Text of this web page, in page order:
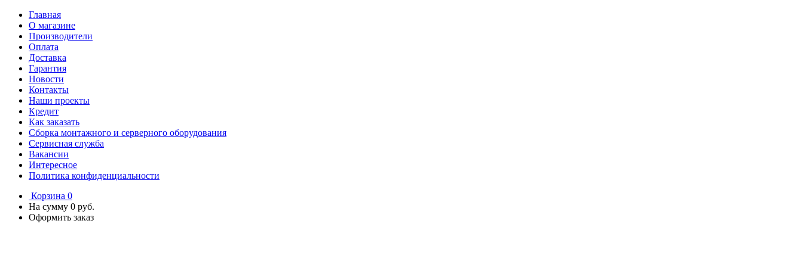
Главная
О магазине
Производители
Оплата
Доставка
Гарантия
Новости
Контакты
Наши проекты
Кредит
Как заказать
Сборка монтажного и серверного оборудования
Сервисная служба
Вакансии
Интересное
Политика конфиденциальности
Корзина 0
На сумму 0 руб.
Оформить заказ